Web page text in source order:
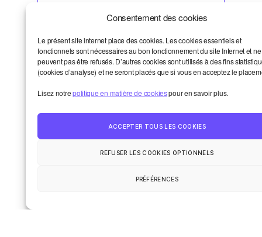
Consentement des cookies
Le présent site internet place des cookies. Les cookies essentiels et
fonctionnels sont nécessaires au bon fonctionnement du site Internet et ne
peuvent pas être refusés. D’autres cookies sont utilisés à des fins
(cookies d’analyse) et ne seront placés que si vous en acceptez le
Lisez notrepolitique en matière de cookiespour en savoir plus.
ACCEPTER TOUS LES COOKIES
REFUSER LES COOKIES OPTIONNELS
PRÉFÉRENCES
Dernières chroniques
Propulser vos sujets au conseil